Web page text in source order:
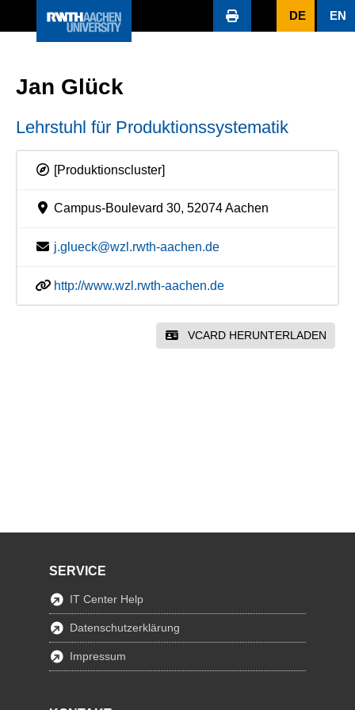
DE EN
Jan Glück
Lehrstuhl für Produktionssystematik
[Produktionscluster]
Campus-Boulevard 30, 52074 Aachen
j.glueck@wzl.rwth-aachen.de
http://www.wzl.rwth-aachen.de
VCARD HERUNTERLADEN
SERVICE
IT Center Help
Datenschutzerklärung
Impressum